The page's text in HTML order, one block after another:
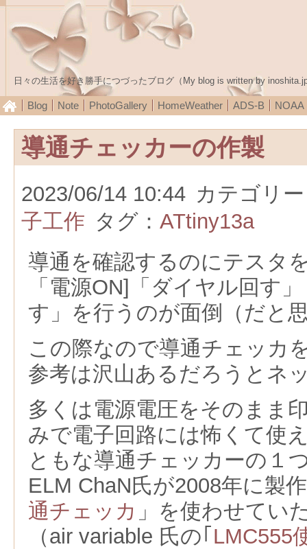
日々の生活を好き勝手につづったブログ（My blog is written by
Blog Note PhotoGallery HomeWeather ADS-B NOAA
導通チェッカーの作製
2023/06/14 10:44 カテゴリ
子工作 タグ： ATtiny13a
導通を確認するのにテスタ
「電源ON]「ダイヤル回す
す」を行うのが面倒（だと
この際なので導通チェッカ
参考は沢山あるだろうとネ
多くは電源電圧をそのまま
みで電子回路には怖くて使
ともな導通チェッカーの１
ELM ChaN氏が2008年に製
通チェッカ 」を使わせてい
（air variable 氏の｢ LMC555